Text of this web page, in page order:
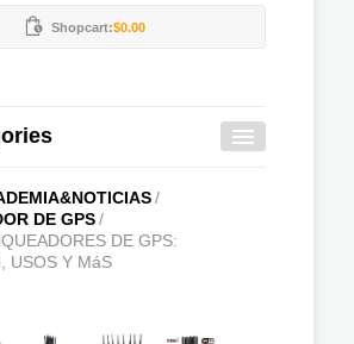
Shopcart:$0.00
/
DE GPS/
DE GPS:
USOS Y MáS